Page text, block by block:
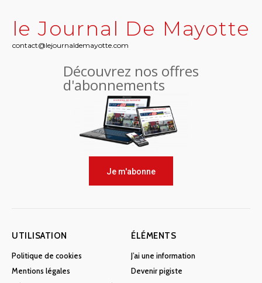
le Journal De Mayotte
contact@lejournaldemayotte.com
Découvrez nos offres
d'abonnements
Je m'abonne
UTILISATION
Politique de cookies
Mentions légales
ÉLÉMENTS
J’ai une information
Devenir pigiste